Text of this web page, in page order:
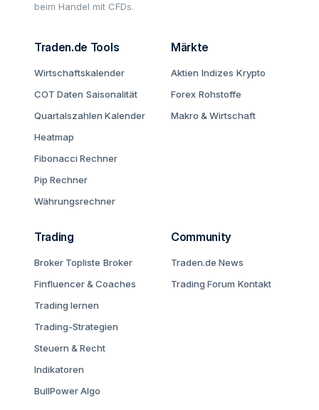
beim Handel mit CFDs.
Traden.de Tools
Wirtschaftskalender
COT Daten Saisonalität
Quartalszahlen Kalender
Heatmap
Fibonacci Rechner
Pip Rechner
Währungsrechner
Märkte
Aktien Indizes Krypto
Forex Rohstoffe
Makro & Wirtschaft
Trading
Broker Topliste Broker
Finfluencer & Coaches
Trading lernen
Trading-Strategien
Steuern & Recht
Indikatoren
BullPower Algo
Community
Traden.de News
Trading Forum Kontakt